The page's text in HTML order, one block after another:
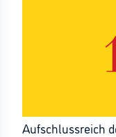
Aufschlussreich